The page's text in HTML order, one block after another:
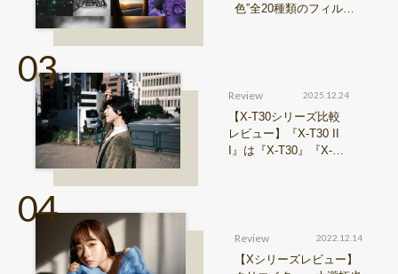
色”全20種類のフィルム
Review 2025.12.24
【X-T30シリーズ比較
レビュー】『X-T30 II
I』は『X-T30』『X-T3
Review 2022.12.14
【Xシリーズレビュー】